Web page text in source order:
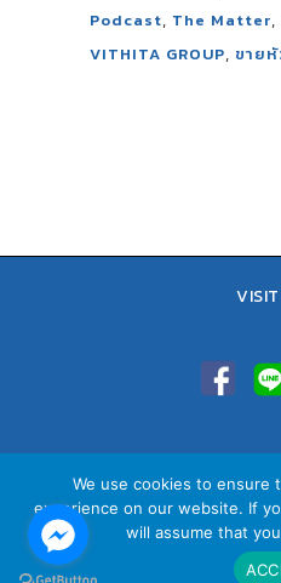
Podcast, The Matter,
VITHITA GROUP, ขายหั
Sales Team :
Email :
We use cookies to ensure
experience on our website. If
will assume that